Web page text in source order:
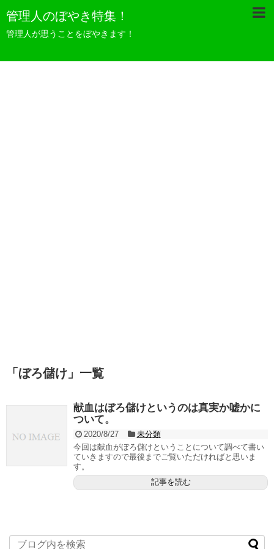
管理人のぼやき特集！
管理人が思うことをぼやきます！
「 ぼろ儲け 」 一覧
献血はぼろ儲けというのは真実か嘘かに
ついて。
2020/8/27
未分類
今回は献血がぼろ儲けということについて調べて書い
ていきますので最後までご覧いただければと思いま
す。
記事を読む